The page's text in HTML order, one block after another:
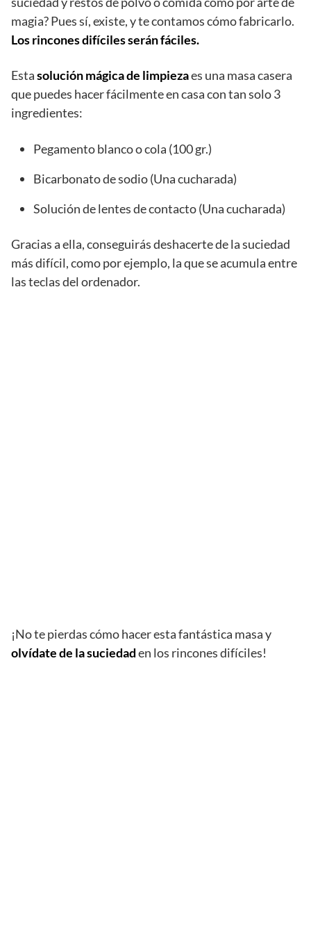
magia? Pues sí, existe, y te contamos cómo fabricarlo.
Los rincones difíciles serán fáciles.
Estasolución mágica de limpiezaes una masa casera
que puedes hacer fácilmente en casa con tan solo 3
ingredientes:
Pegamento blanco o cola (100 gr.)
Bicarbonato de sodio (Una cucharada)
Solución de lentes de contacto (Una cucharada)
Gracias a ella, conseguirás deshacerte de la suciedad
más difícil, como por ejemplo, la que se acumula entre
las teclas del ordenador.
¡No te pierdas cómo hacer esta fantástica masa y
olvídate de la suciedaden los rincones difíciles!